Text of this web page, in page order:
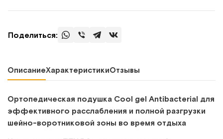
Поделиться:
ОписаниеХарактеристикиОтзывы
Ортопедическая подушка Cool gel Antibacterial для
эффективного расслабления и полной разгрузки
шейно-воротниковой зоны во время отдыха